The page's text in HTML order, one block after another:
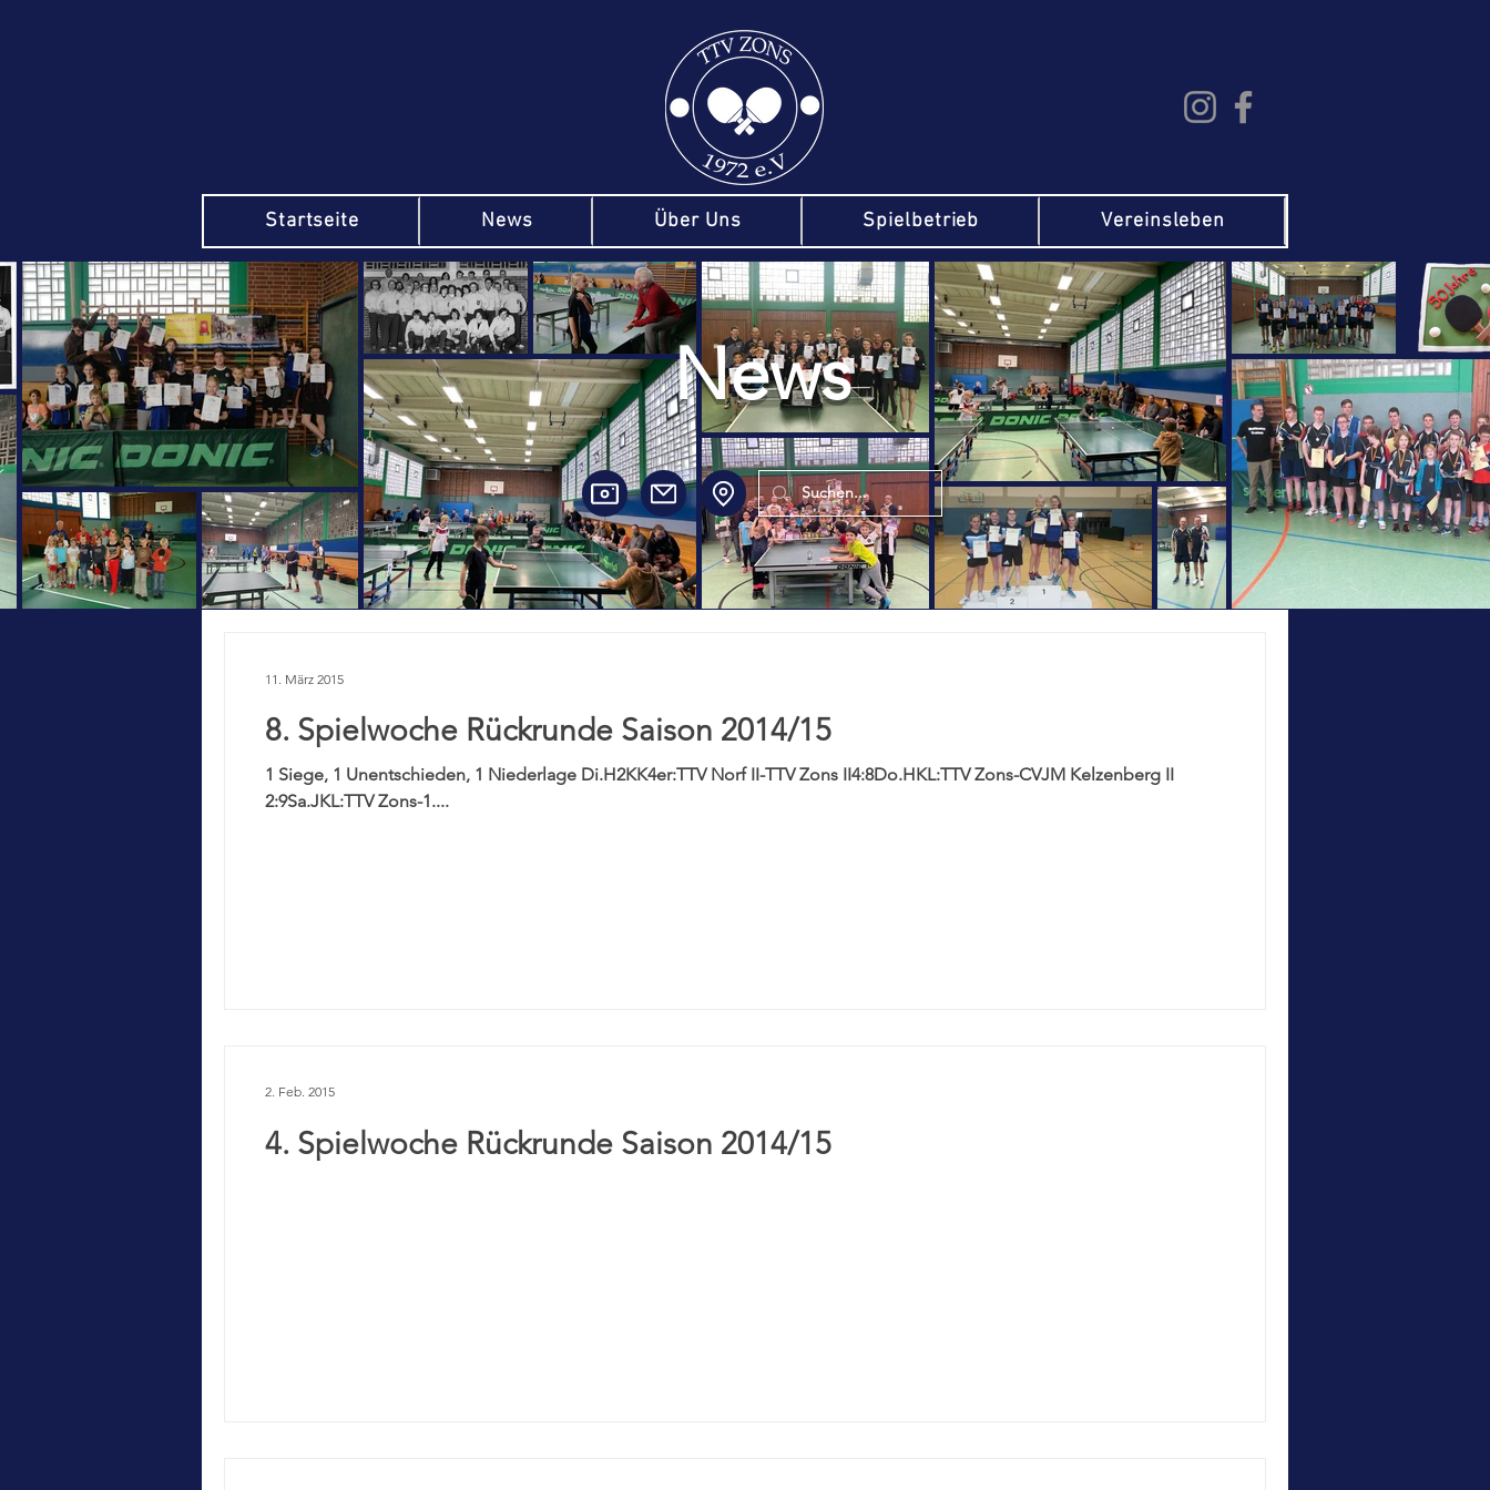
Startseite News Über Uns Spielbetrieb Vereinsleben
News
8. Spielwoche Rückrunde Saison 2014/15
1 Siege, 1 Unentschieden, 1 Niederlage Di.H2KK4er:TTV Norf II-TTV Zons II4:8Do.HKL:TTV Zons-CVJM Kelzenberg II
2:9Sa.JKL:TTV Zons-1....
11. März 2015
4. Spielwoche Rückrunde Saison 2014/15
2. Feb. 2015